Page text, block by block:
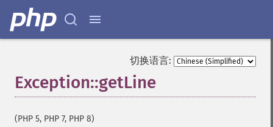
切换语言:
Exception::getLine
(PHP 5, PHP 7, PHP 8)